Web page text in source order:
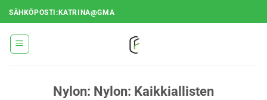
Siirry
sisältöön
SÄHKÖPOSTI:KATRINA@GMA
Nylon: Nylon: Kaikkiallisten